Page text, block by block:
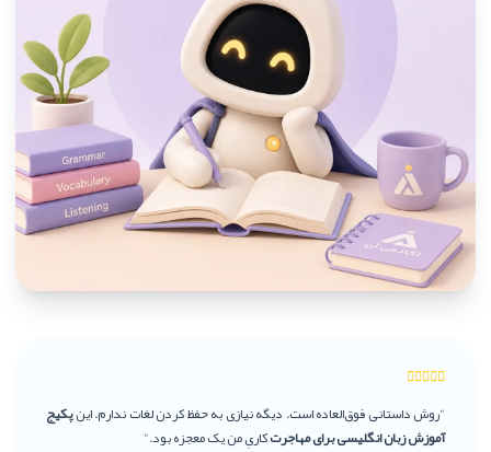
"روش داستانی فوق‌العاده است. دیگه نیازی به حفظ کردن لغات ندارم. اینپکیج
آموزش زبان انگلیسی برای مهاجرتکاریِ من یک معجزه بود."